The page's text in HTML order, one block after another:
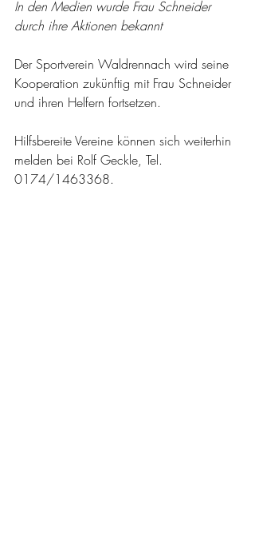
In den Medien wurde Frau Schneider
durch ihre Aktionen bekannt
Der Sportverein Waldrennach wird seine
Kooperation zukünftig mit Frau Schneider
und ihren Helfern fortsetzen.
Hilfsbereite Vereine können sich weiterhin
melden bei Rolf Geckle, Tel.
0174/1463368.